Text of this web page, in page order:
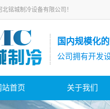
铭城制冷设备有限公司！
国内规模化
公司拥有开发
站首页 关于我们